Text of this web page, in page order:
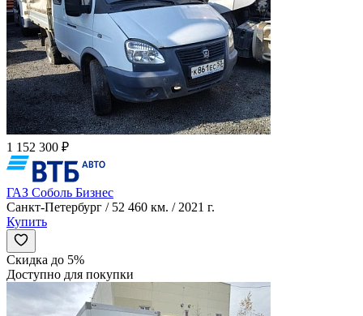
1 152 300 ₽
ГАЗ Соболь Бизнес
Санкт-Петербург / 52 460 км. / 2021 г.
Купить
Скидка до 5%
Доступно для покупки